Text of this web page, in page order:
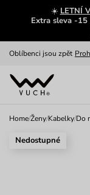
☀️ LETNÍ
Extra sleva -15
Zajímavosti ze světa
Oblíbenci jsou zpět
Nech se inspirovat
Home/Ženy/Kabelky/Do
Nedostupné